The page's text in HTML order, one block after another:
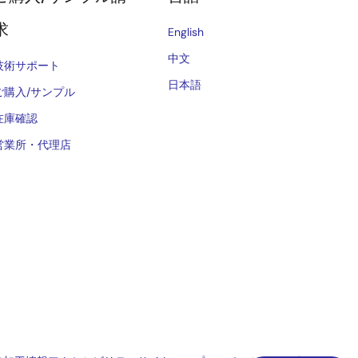
術サポート
購入/サンプル
庫確認
業所・代理店
English
中文
日本語